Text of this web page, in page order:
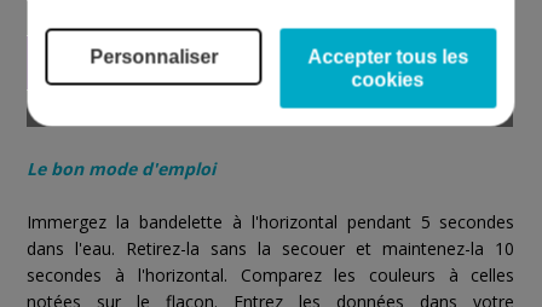
Utilisation avec
application
Oui
Le bon mode d'emploi
Immergez la bandelette à l'horizontal pendant 5 secondes
dans l'eau. Retirez-la sans la secouer et maintenez-la 10
secondes à l'horizontal. Comparez les couleurs à celles
notées sur le flacon. Entrez les données dans votre
Personnaliser
Accepter tous les
cookies